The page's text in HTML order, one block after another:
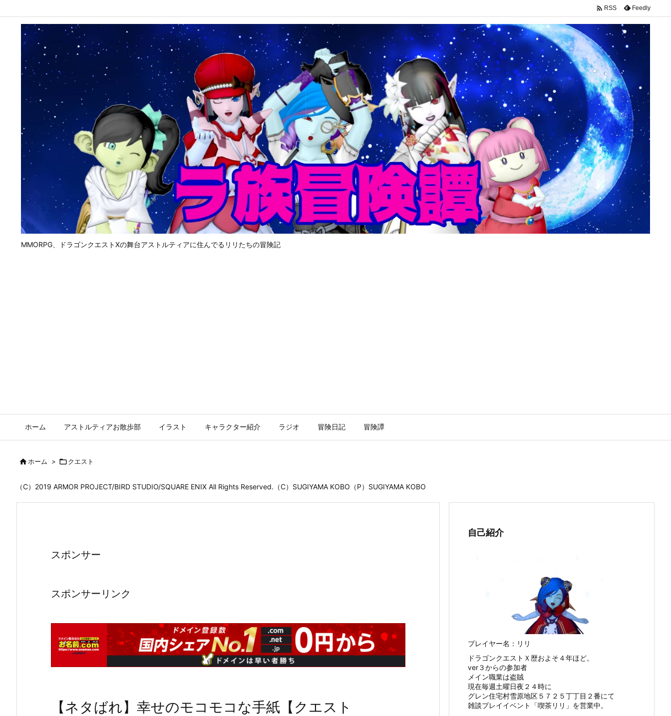
MMORPG、ドラゴンクエストⅩの舞台アストルティアに住んでるリリたちの冒険記
ホーム アストルティアお散歩部 イラスト キャラクター紹介 ラジオ 冒険日記 冒険譚
 RSS Feedly
ホーム > クエスト
（C）2019 ARMOR PROJECT/BIRD STUDIO/SQUARE ENIX All Rights Reserved.（C）SUGIYAMA KOBO（P）SUGIYAMA KOBO
スポンサー
スポンサーリンク
【ネタばれ】幸せのモコモコな手紙【クエスト
自己紹介
プレイヤー名：リリ
ドラゴンクエストＸ歴およそ４年ほど。
ver３からの参加者
メイン職業は盗賊
現在毎週土曜日夜２４時に
グレン住宅村雪原地区５７２５丁丁目２番にて
雑談プレイイベント「喫茶リリ」を営業中。